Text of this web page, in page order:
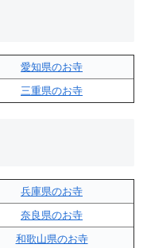
愛知県のお寺
三重県のお寺
兵庫県のお寺
奈良県のお寺
和歌山県のお寺